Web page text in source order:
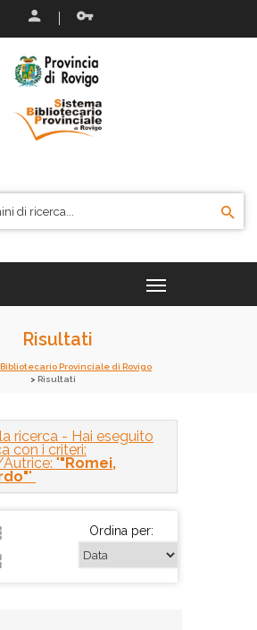
Risultati
Provinciale di Rovigo
Risultati
ricerca - Hai eseguito
con i criteri:
""Romei,
"
Ordina per: